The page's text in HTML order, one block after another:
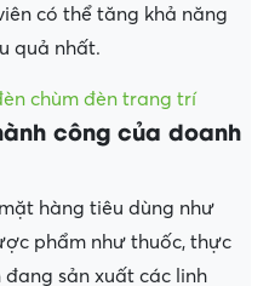
có thể tăng khả năng
quả nhất.
chùm đèn trang trí
công của doanh
hàng tiêu dùng như
phẩm như thuốc, thực
sản xuất các linh